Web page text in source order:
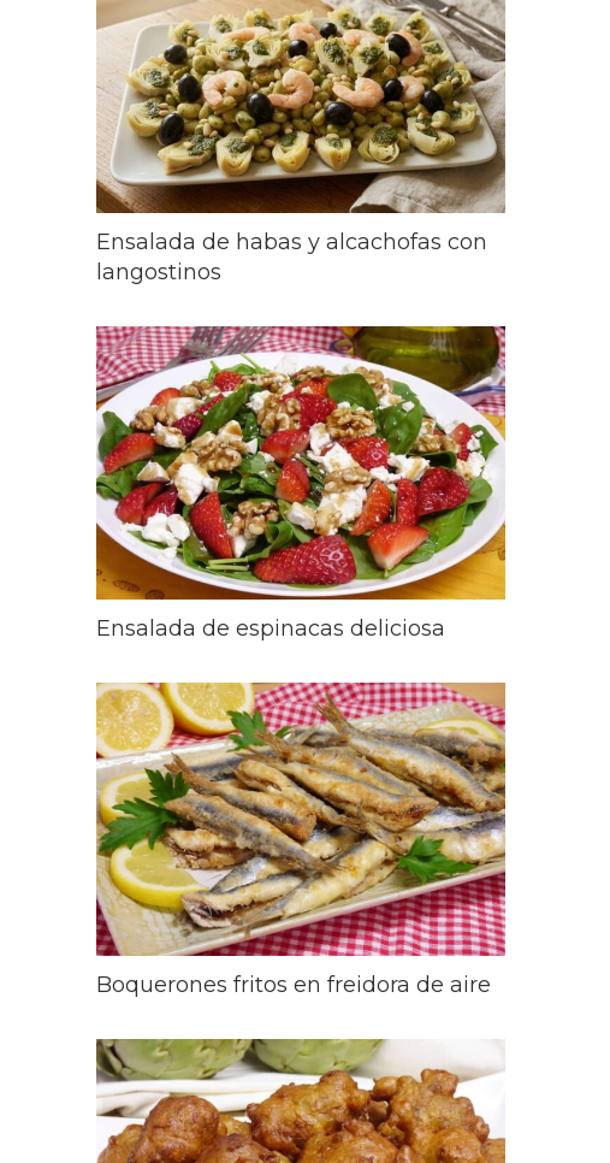
Ensalada de habas y alcachofas con
langostinos
Ensalada de espinacas deliciosa
Boquerones fritos en freidora de aire